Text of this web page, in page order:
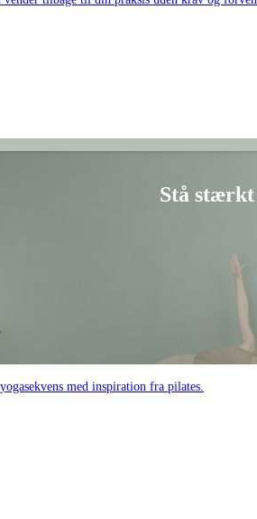
Stå
med inspiration fra pilates.